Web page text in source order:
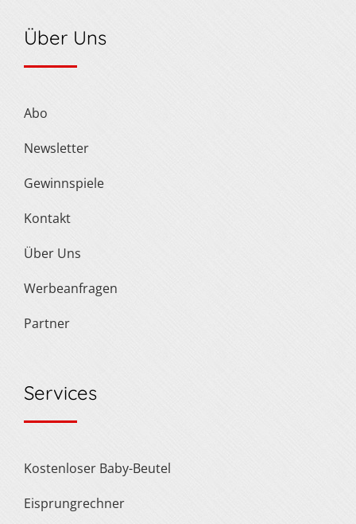
Über Uns
Abo
Newsletter
Gewinnspiele
Kontakt
Über Uns
Werbeanfragen
Partner
Services
Kostenloser Baby-Beutel
Eisprungrechner